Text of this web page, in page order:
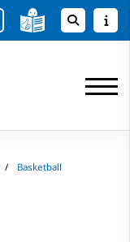
Basketball